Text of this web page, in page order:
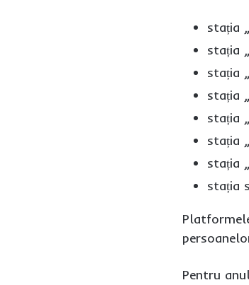
stația
stația
stația
stația
stația
stația
stația
stația
Pentru